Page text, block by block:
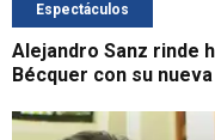
Espectáculos
Alejandro Sanz rinde
Bécquer con su